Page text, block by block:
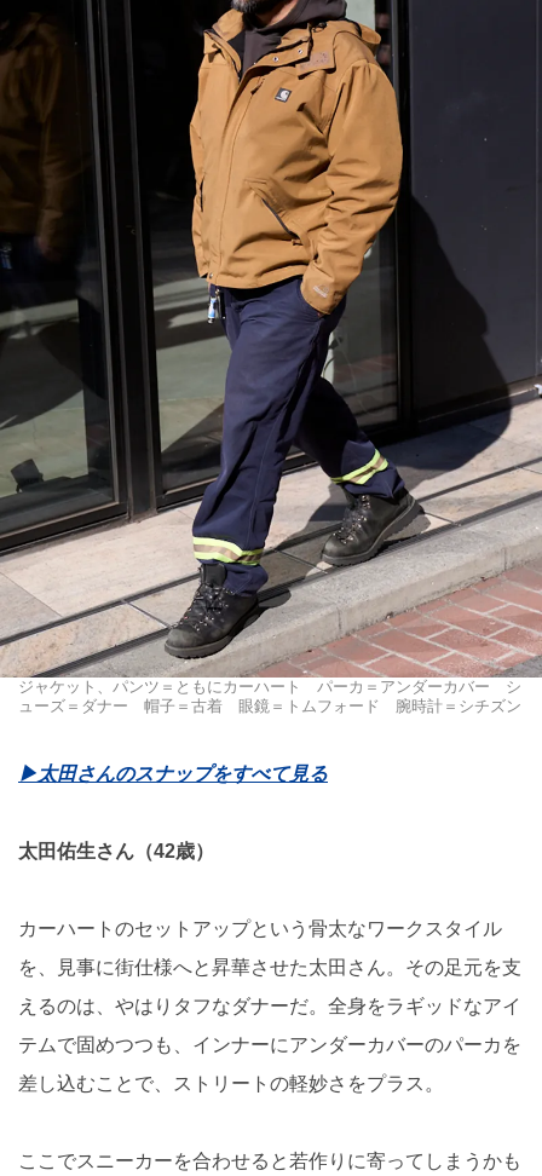
ジャケット、パンツ＝ともにカーハート パーカ＝アンダーカバー シ
ューズ＝ダナー 帽子＝古着 眼鏡＝トムフォード 腕時計＝シチズン
▶︎太田さんのスナップをすべて見る
太田佑生さん（42歳）
カーハートのセットアップという骨太なワークスタイル
を、見事に街仕様へと昇華させた太田さん。その足元を支
えるのは、やはりタフなダナーだ。全身をラギッドなアイ
テムで固めつつも、インナーにアンダーカバーのパーカを
差し込むことで、ストリートの軽妙さをプラス。
ここでスニーカーを合わせると若作りに寄ってしまうかも